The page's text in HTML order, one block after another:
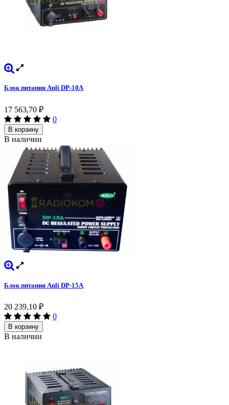
Блок питания Anli DP-10A
17 563,70 ₽
0
В корзину
В наличии
Блок питания Anli DP-15A
20 239,10 ₽
0
В корзину
В наличии